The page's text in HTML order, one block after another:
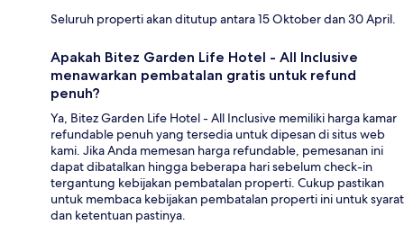
Seluruh properti akan ditutup antara 15 Oktober dan 30 April.
Apakah Bitez Garden Life Hotel - All Inclusive
menawarkan pembatalan gratis untuk refund
penuh?
Ya, Bitez Garden Life Hotel - All Inclusive memiliki harga kamar
refundable penuh yang tersedia untuk dipesan di situs web
kami. Jika Anda memesan harga refundable, pemesanan ini
dapat dibatalkan hingga beberapa hari sebelum check-in
tergantung kebijakan pembatalan properti. Cukup pastikan
untuk membaca kebijakan pembatalan properti ini untuk syarat
dan ketentuan pastinya.